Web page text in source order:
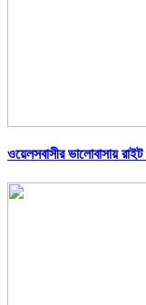
ওয়েলসবাসীর ভালোবাসায়